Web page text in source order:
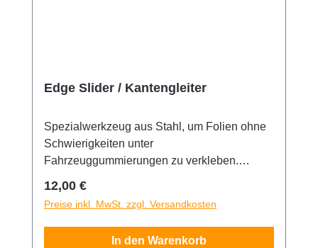
Edge Slider / Kantengleiter
Spezialwerkzeug aus Stahl, um Folien ohne
Schwierigkeiten unter
Fahrzeuggummierungen zu verkleben.
gerändeltem Griff. Stabile Ausführung in
rostfreiem Hochleistungsstahl für eine
besonders hohe Lebensdauer und Stabilität.
Regulärer Preis:
12,00 €
Preise inkl. MwSt. zzgl. Versandkosten
In den Warenkorb